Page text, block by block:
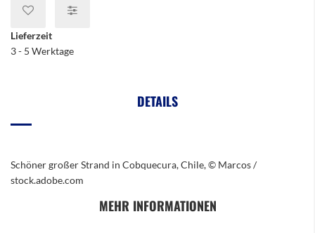
Lieferzeit
3 - 5 Werktage
DETAILS
Schöner großer Strand in Cobquecura, Chile, © Marcos /
stock.adobe.com
MEHR INFORMATIONEN